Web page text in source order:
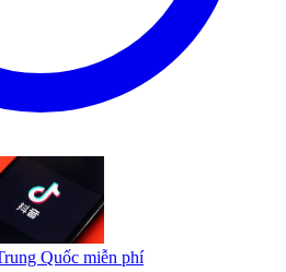
Quốc miễn phí